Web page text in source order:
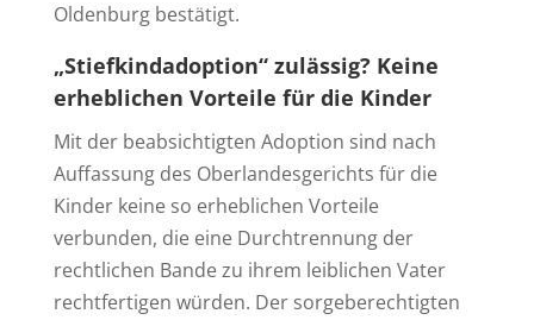
Oldenburg bestätigt.
„Stiefkindadoption“ zulässig? Keine
erheblichen Vorteile für die Kinder
Mit der beabsichtigten Adoption sind nach
Auffassung des Oberlandesgerichts für die
Kinder keine so erheblichen Vorteile
verbunden, die eine Durchtrennung der
rechtlichen Bande zu ihrem leiblichen Vater
rechtfertigen würden. Der sorgeberechtigten